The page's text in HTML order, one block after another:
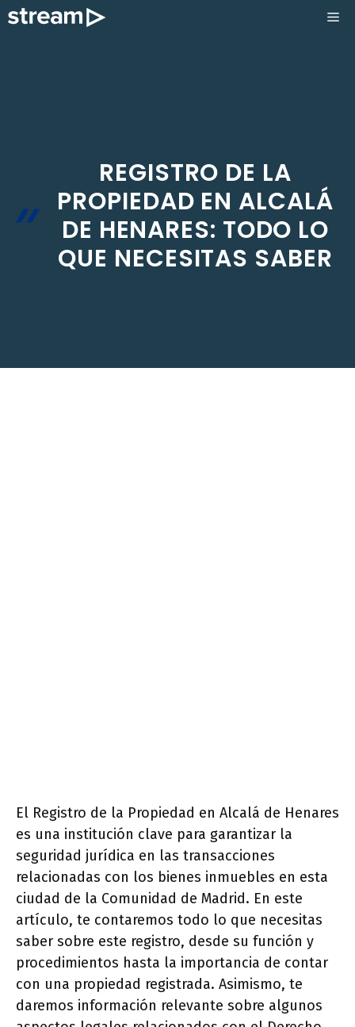
Saltar
REGISTRO DE LA
PROPIEDAD EN ALCALÁ
DE HENARES: TODO LO
QUE NECESITAS SABER
El Registro de la Propiedad en Alcalá de Henares
es una institución clave para garantizar la
seguridad jurídica en las transacciones
relacionadas con los bienes inmuebles en esta
ciudad de la Comunidad de Madrid. En este
artículo, te contaremos todo lo que necesitas
saber sobre este registro, desde su función y
procedimientos hasta la importancia de contar
con una propiedad registrada. Asimismo, te
daremos información relevante sobre algunos